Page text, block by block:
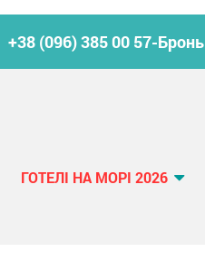
+38 (096) 385 00 57-Бронь
ГОТЕЛІ НА МОРІ 2026